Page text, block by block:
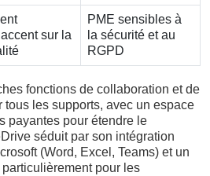
sur la
PME sensibles à
la sécurité et au
RGPD
fonctions de collaboration et de
tous les supports, avec un espace
payantes pour étendre le
séduit par son intégration
(Word, Excel, Teams) et un
pour les